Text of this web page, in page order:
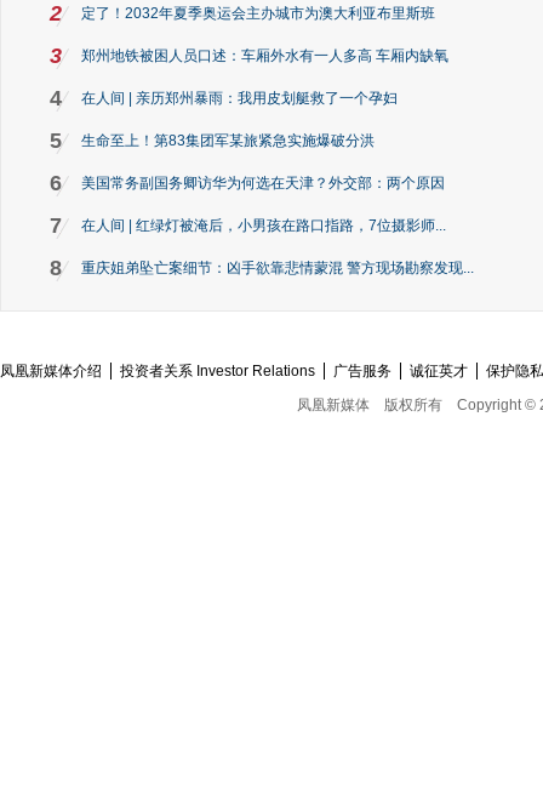
2 定了！2032年夏季奥运会主办城市为澳大利亚布里斯班
3 郑州地铁被困人员口述：车厢外水有一人多高 车厢内缺氧
4 在人间 | 亲历郑州暴雨：我用皮划艇救了一个孕妇
5 生命至上！第83集团军某旅紧急实施爆破分洪
6 美国常务副国务卿访华为何选在天津？外交部：两个原因
7 在人间 | 红绿灯被淹后，小男孩在路口指路，7位摄影师...
8 重庆姐弟坠亡案细节：凶手欲靠悲情蒙混 警方现场勘察发现...
凤凰新媒体介绍 投资者关系 Investor Relations 广告服务 诚征英才
保护隐
凤凰新媒体
版权所有 Copyright ©